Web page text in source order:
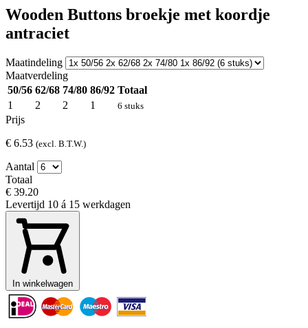
Wooden Buttons broekje met koordje
antraciet
Maatindeling
Maatverdeling
50/56 62/68 74/80 86/92 Totaal
1
2 2 1 6 stuks
Prijs
€ 6.53 (excl. B.T.W.)
Aantal
Totaal
€ 39.20
Levertijd 10 á 15 werkdagen
In winkelwagen